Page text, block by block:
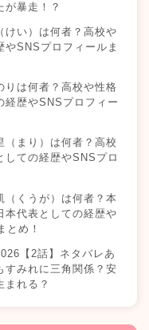
が暴走！？
けい）は何者？高校や
やSNSプロフィールま
りは何者？高校や性格
経歴やSNSプロフィー
まり）は何者？高校
しての経歴やSNSプロ
（くうが）は何者？本
本代表としての経歴や
とめ！
【2話】ネタバレあ
すみれに三角関係？安
まれる？